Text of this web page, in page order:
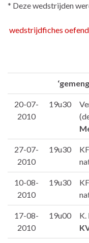
* Deze wedstrijden
wedstrijdfiches
20-07-
2010
19u30
27-07-
2010
19u30
10-08-
2010
19u30
17-08-
2010
19u00
K.